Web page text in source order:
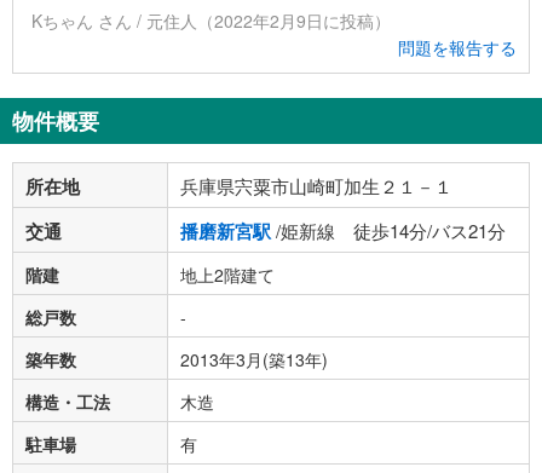
Kちゃん さん / 元住人（2022年2月9日に投稿）
問題を報告する
物件概要
所在地 兵庫県宍粟市山崎町加生２１－１
交通 播磨新宮駅/姫新線 徒歩14分/バス21分
階建
地上2階建て
総戸数
-
築年数
2013年3月(築13年)
構造・工法
木造
駐車場
有